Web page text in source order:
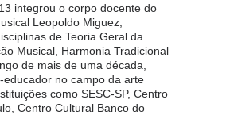
integrou o corpo docente do
Leopoldo Miguez,
de Teoria Geral da
Musical, Harmonia Tradicional
de mais de uma década,
no campo da arte
como SESC-SP, Centro
Centro Cultural Banco do